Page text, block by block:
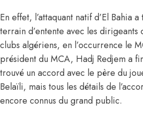
En effet, l’attaquant natif d’El Bahia
terrain d’entente avec les dirigeants
clubs algériens, en l’occurrence le
président du MCA, Hadj Redjem a
trouvé un accord avec le père du
Belaïli, mais tous les détails de
encore connus du grand public.